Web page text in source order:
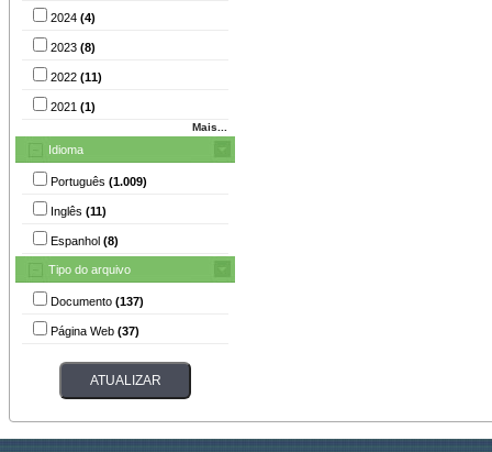
2024 (4)
2023 (8)
2022 (11)
2021 (1)
Mais...
Idioma
Português (1.009)
Inglês (11)
Espanhol (8)
Tipo do arquivo
Documento (137)
Página Web (37)